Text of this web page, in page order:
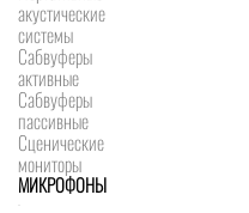
акустические
системы
Сабвуферы
активные
Сабвуферы
пассивные
Сценические
мониторы
МИКРОФОНЫ